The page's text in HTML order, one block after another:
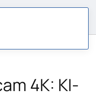
4K: KI-